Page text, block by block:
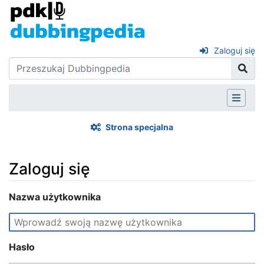
Zaloguj się
Strona specjalna
Zaloguj się
Skocz do:nawigacja,
Nazwa użytkownika
Hasło